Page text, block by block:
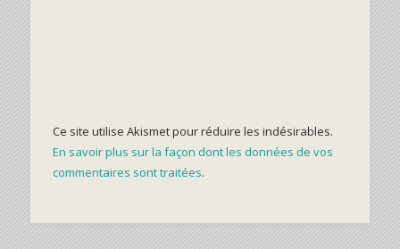
Ce site utilise Akismet pour réduire les indésirables.
En savoir plus sur la façon dont les données de vos
commentaires sont traitées.